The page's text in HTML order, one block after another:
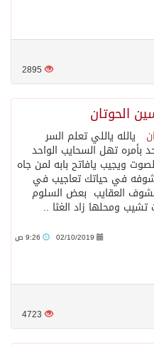
2895
الحوتان
يالله ياللي تعلم السر
بأمره تهل السحايب الواحد
ويجيب يافاتح بابه لمن جاه
في حياتك تعاجيب في
تشوف العقايب بعض السلوم
تشيب ومحلها زاد الغثا ..
02/10/2019
4723